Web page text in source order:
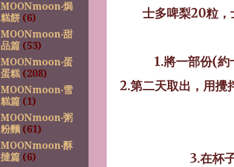
士多啤梨20粒
1.將一部份(約
2.第二天取出，用攪
3.在杯
MOONmoon‧焗
糕餅 (6)
MOONmoon‧甜
品篇 (53)
MOONmoon‧蛋
蛋糕 (208)
MOONmoon‧雪
糕篇 (1)
MOONmoon‧粥
粉麵 (61)
MOONmoon‧酥
撻篇 (6)